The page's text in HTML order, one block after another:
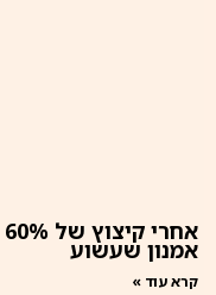
אמנון שעשוע
קרא עוד »